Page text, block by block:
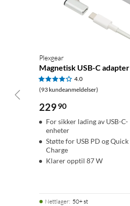
Plexgear
Magnetisk USB-C adapter
4.0
(93 kundeanmeldelser)
229 90
For sikker lading av USB-C-
enheter
Støtte for USB PD og Quick
Charge
Klarer opptil 87 W
Nettlager: 50+ st